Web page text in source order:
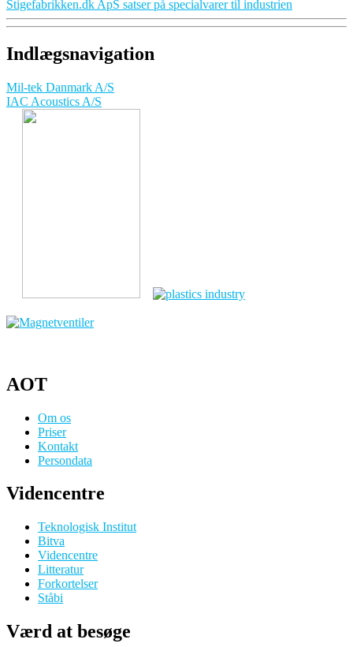
Stigefabrikken.dk ApS satser på specialvarer til industrien
Indlægsnavigation
Mil-tek Danmark A/S
IAC Acoustics A/S
AOT
Om os
Priser
Kontakt
Persondata
Videncentre
Teknologisk Institut
Bitva
Videncentre
Litteratur
Forkortelser
Ståbi
Værd at besøge